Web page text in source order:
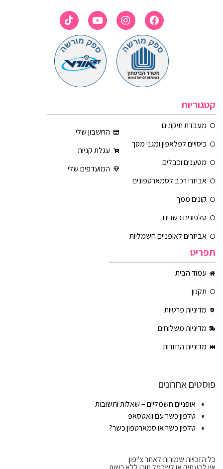
קטגוריות
מעבדת תיקונים
כיסויים לפלאפון ומגני מסך
מטענים וכבלים
אביזרי רכב לסמארטפונים
קונים ממך
טלפונים כשרים
אביזרים לאופניים חשמליות
החשבון שלי
עגלת קניות
המועדפים שלי
תפריט
עמוד הבית
תקנון
מדיניות פרטיות
מדיניות משלוחים
מדיניות החזרות
פוסטים אחרונים
אופניים חשמליים – שאלות ותשובות
טלפון כשר עם וואטסאפ
טלפון כשר או סמארטפון כשר?
כל הזכויות שמורות לאתר צ'יפון